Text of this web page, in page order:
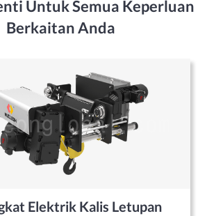
Untuk Semua Keperluan
Berkaitan Anda
Elektrik Kalis Letupan